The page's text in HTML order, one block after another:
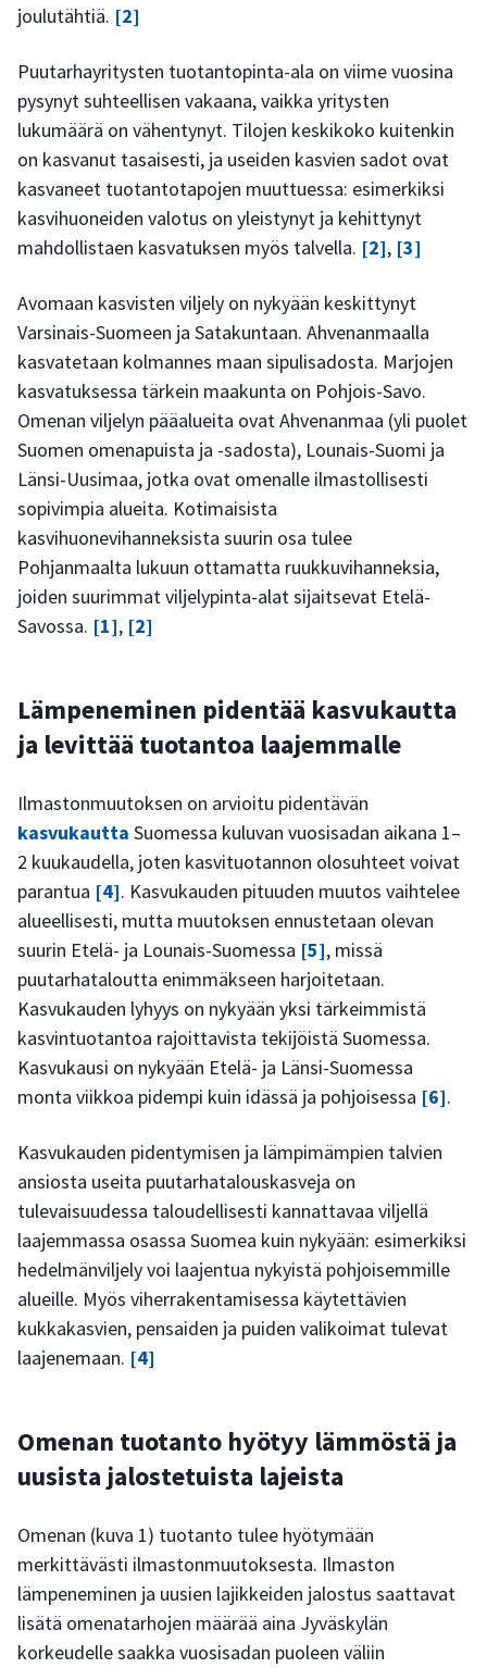
joulutähtiä. [2]
Puutarhayritysten tuotantopinta-ala on viime vuosina
pysynyt suhteellisen vakaana, vaikka yritysten
lukumäärä on vähentynyt. Tilojen keskikoko kuitenkin
on kasvanut tasaisesti, ja useiden kasvien sadot ovat
kasvaneet tuotantotapojen muuttuessa: esimerkiksi
kasvihuoneiden valotus on yleistynyt ja kehittynyt
mahdollistaen kasvatuksen myös talvella. [2], [3]
Avomaan kasvisten viljely on nykyään keskittynyt
Varsinais-Suomeen ja Satakuntaan. Ahvenanmaalla
kasvatetaan kolmannes maan sipulisadosta. Marjojen
kasvatuksessa tärkein maakunta on Pohjois-Savo.
Omenan viljelyn pääalueita ovat Ahvenanmaa (yli puolet
Suomen omenapuista ja -sadosta), Lounais-Suomi ja
Länsi-Uusimaa, jotka ovat omenalle ilmastollisesti
sopivimpia alueita. Kotimaisista
kasvihuonevihanneksista suurin osa tulee
Pohjanmaalta lukuun ottamatta ruukkuvihanneksia,
joiden suurimmat viljelypinta-alat sijaitsevat Etelä-
Savossa. [1], [2]
Lämpeneminen pidentää kasvukautta
ja levittää tuotantoa laajemmalle
Ilmastonmuutoksen on arvioitu pidentävän
kasvukautta Suomessa kuluvan vuosisadan aikana 1–
2 kuukaudella, joten kasvituotannon olosuhteet voivat
parantua [4]. Kasvukauden pituuden muutos vaihtelee
alueellisesti, mutta muutoksen ennustetaan olevan
suurin Etelä- ja Lounais-Suomessa [5], missä
puutarhataloutta enimmäkseen harjoitetaan.
Kasvukauden lyhyys on nykyään yksi tärkeimmistä
kasvintuotantoa rajoittavista tekijöistä Suomessa.
Kasvukausi on nykyään Etelä- ja Länsi-Suomessa
monta viikkoa pidempi kuin idässä ja pohjoisessa [6].
Kasvukauden pidentymisen ja lämpimämpien talvien
ansiosta useita puutarhatalouskasveja on
tulevaisuudessa taloudellisesti kannattavaa viljellä
laajemmassa osassa Suomea kuin nykyään: esimerkiksi
hedelmänviljely voi laajentua nykyistä pohjoisemmille
alueille. Myös viherrakentamisessa käytettävien
kukkakasvien, pensaiden ja puiden valikoimat tulevat
laajenemaan. [4]
Omenan tuotanto hyötyy lämmöstä ja
uusista jalostetuista lajeista
Omenan (kuva 1) tuotanto tulee hyötymään
merkittävästi ilmastonmuutoksesta. Ilmaston
lämpeneminen ja uusien lajikkeiden jalostus saattavat
lisätä omenatarhojen määrää aina Jyväskylän
korkeudelle saakka vuosisadan puoleen väliin